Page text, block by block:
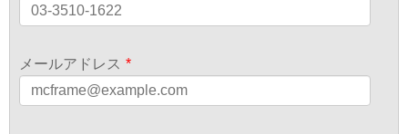
メールアドレス *